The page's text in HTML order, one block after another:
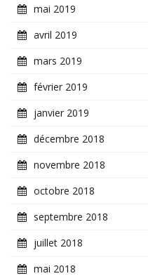
mai 2019
avril 2019
mars 2019
février 2019
janvier 2019
décembre 2018
novembre 2018
octobre 2018
septembre 2018
juillet 2018
mai 2018